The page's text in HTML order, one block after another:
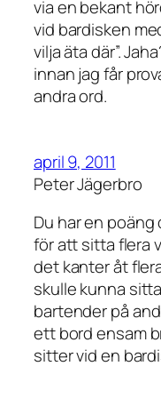
via en bekant
vid bardisken
vilja äta där”.
innan jag får
andra ord.
april 9, 2011
Peter Jägerbro
Du har en poäng
för att sitta flera
det kanter åt
skulle kunna
bartender på
ett bord ensam
sitter vid en